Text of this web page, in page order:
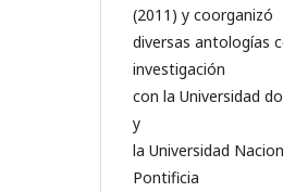
(2011) y coorganizó
diversas antologías
investigación
con la Universidad
y
la Universidad
Pontificia